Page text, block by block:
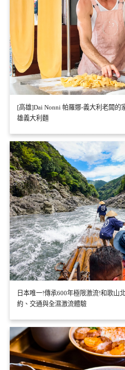
[高雄]Dai Nonni 帕羅娜-義大利老闆的
雄義大利麵
日本唯一!傳承600年極限激流!和歌山
約、交通與全濕激流體驗